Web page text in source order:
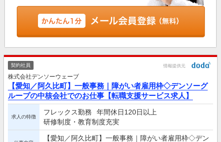
契約社員 情報提供元
株式会社デンソーウェーブ
【愛知／阿久比町】一般事務｜障がい者雇用枠◇デンソーグ
ループの中核会社でのお仕事【転職支援サービス求人】
求人の特徴
フレックス勤務
年間休日120日以上
研修制度・教育制度充実
【愛知／阿久比町】一般事務｜障がい者雇用枠◇デン